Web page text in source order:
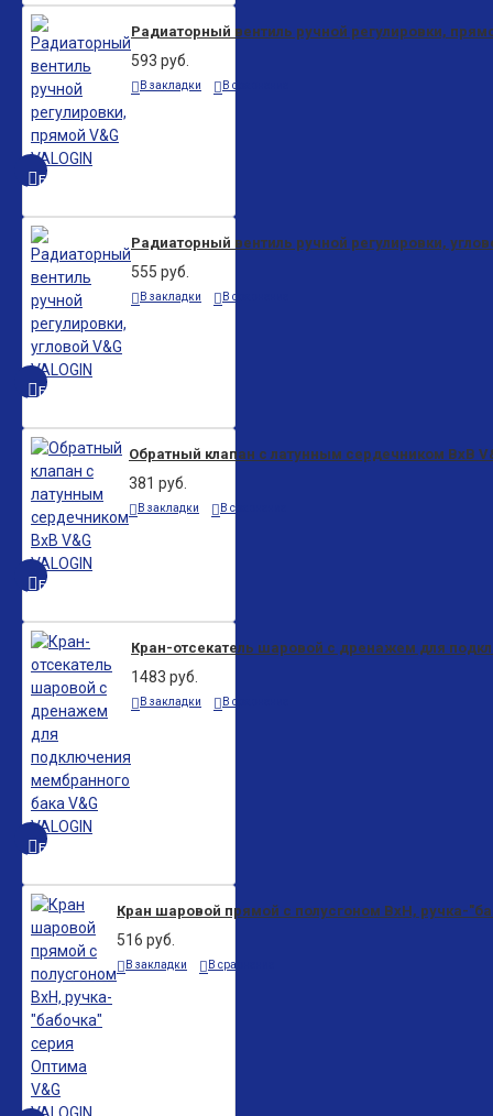
БЫСТРЫЙ ПРОСМОТР
Радиаторный вентиль ручной регулировки,
593 руб.
В закладки В сравнение
БЫСТРЫЙ ПРОСМОТР
Радиаторный вентиль ручной регулировки,
555 руб.
В закладки В сравнение
БЫСТРЫЙ ПРОСМОТР
Обратный клапан с латунным сердечником ВхВ
381 руб.
В закладки В сравнение
БЫСТРЫЙ ПРОСМОТР
Кран-отсекатель шаровой с дренажем для
1483 руб.
В закладки В сравнение
Кран шаровой прямой с полусгоном ВхН, ручка-
516 руб.
В закладки В сравнение